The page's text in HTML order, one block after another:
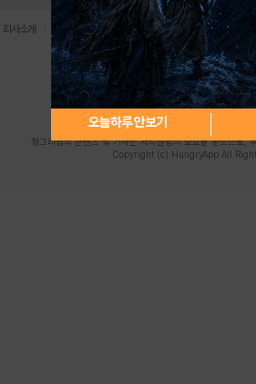
오늘하루 안보기
회사소개 이용약관 | 개인정보 처리방침 | 청소년 보호정책 |
사업자등록번호:119-86-61101 (주)스마트
주소: 서울시 금천구 가산디지털1로 171 연락처
청소년보호책임자:김동욱
등록번호:서울아02322 | 등록일자
발행인:(주)스마트나우 송현두 | 편
헝그리앱의 콘텐츠 및 기사는 저작권법의 보호를 받으므로,
Copyright (c) HungryApp All